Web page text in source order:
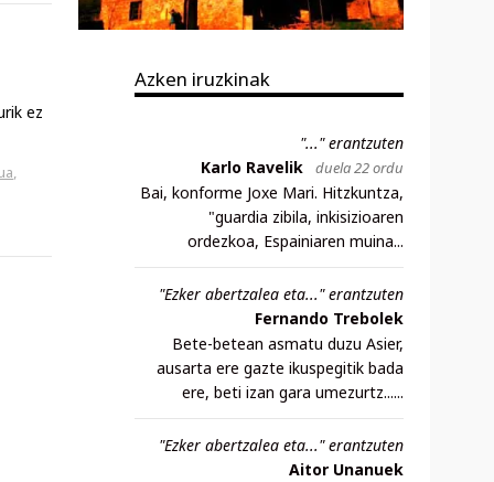
ez
Azken iruzkinak
"..." erantzuten
Karlo Ravelik
duela 22 ordu
Bai, konforme Joxe Mari. Hitzkuntza,
"guardia zibila, inkisizioaren
ordezkoa, Espainiaren muina...
"Ezker abertzalea eta..." erantzuten
Fernando Trebolek
Bete-betean asmatu duzu Asier,
ausarta ere gazte ikuspegitik bada
ere, beti izan gara umezurtz......
"Ezker abertzalea eta..." erantzuten
Aitor Unanuek